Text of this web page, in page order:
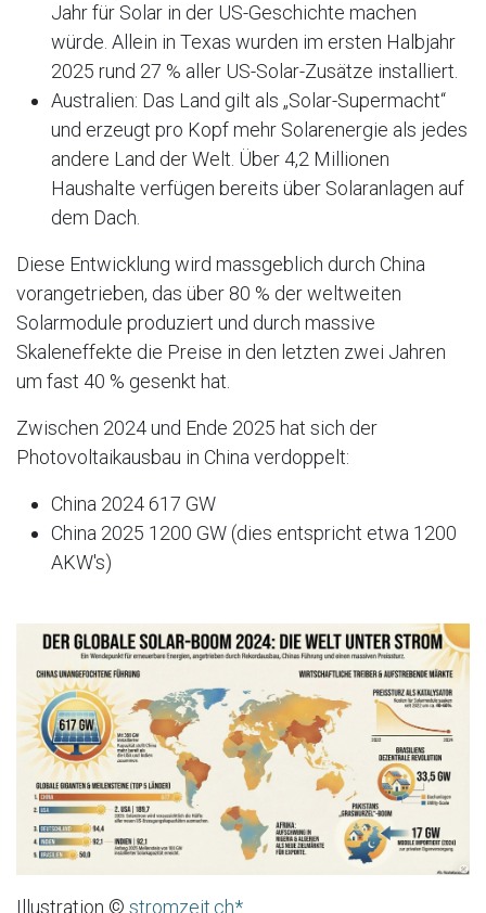
Jahr für Solar in der US-Geschichte machen
würde. Allein in Texas wurden im ersten Halbjahr
2025 rund 27 % aller US-Solar-Zusätze installiert.
Australien: Das Land gilt als „Solar-Supermacht“
und erzeugt pro Kopf mehr Solarenergie als jedes
andere Land der Welt. Über 4,2 Millionen
Haushalte verfügen bereits über Solaranlagen auf
dem Dach.
Diese Entwicklung wird massgeblich durch China
vorangetrieben, das über 80 % der weltweiten
Solarmodule produziert und durch massive
Skaleneffekte die Preise in den letzten zwei Jahren
um fast 40 % gesenkt hat.
Zwischen 2024 und Ende 2025 hat sich der
Photovoltaikausbau in China verdoppelt:
China 2024 617 GW
China 2025 1200 GW (dies entspricht etwa 1200
AKW's)
Illustration © stromzeit.ch*